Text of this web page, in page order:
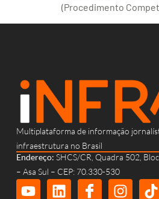
(Procedimento
Multiplataforma de informação
infraestrutura no Brasil
Endereço: SHCS/CR, Quadra 502,
– Asa Sul – CEP: 70.330-530